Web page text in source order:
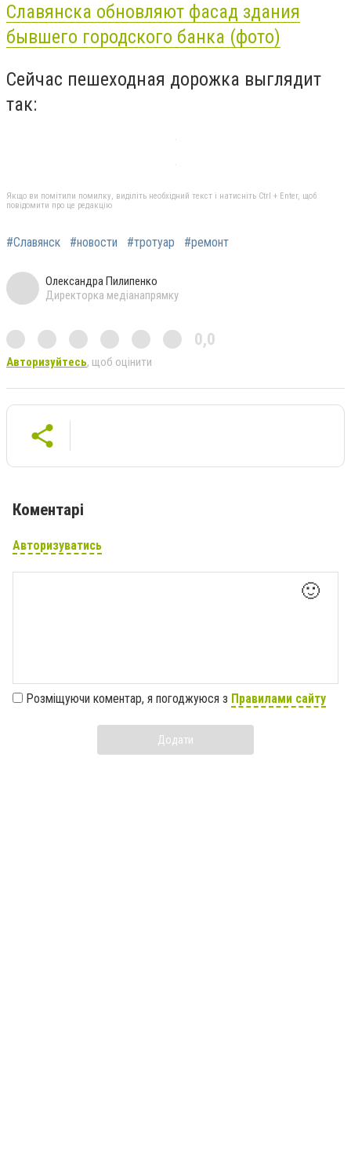
Славянска обновляют фасад здания
бывшего городского банка (фото)
Сейчас пешеходная дорожка выглядит
так:
Якщо ви помітили помилку, виділіть необхідний текст і натисніть Ctrl + Enter, щоб
повідомити про це редакцію
#Славянск #новости #тротуар #ремонт
Олександра Пилипенко
Директорка медіанапрямку
0,0
Авторизуйтесь, щоб оцінити
Коментарі
Авторизуватись
🙂
Розміщуючи коментар, я погоджуюся з Правилами сайту
Додати